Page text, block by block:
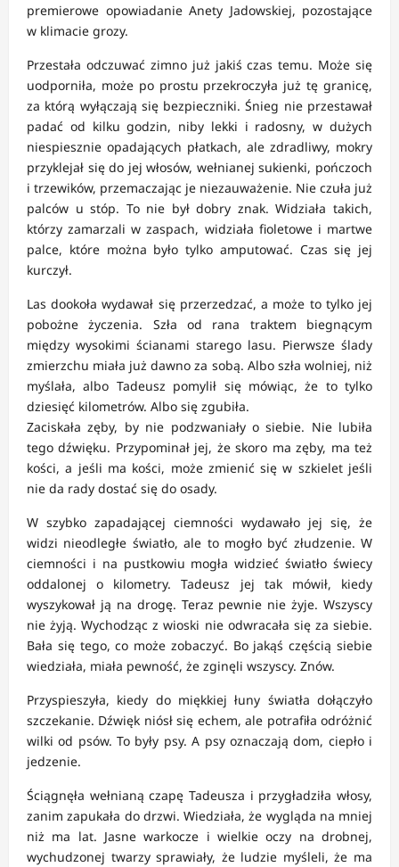
premierowe opowiadanie Anety Jadowskiej, pozostające
w klimacie grozy.
Przestała odczuwać zimno już jakiś czas temu. Może się
uodporniła, może po prostu przekroczyła już tę granicę,
za którą wyłączają się bezpieczniki. Śnieg nie przestawał
padać od kilku godzin, niby lekki i radosny, w dużych
niespiesznie opadających płatkach, ale zdradliwy, mokry
przyklejał się do jej włosów, wełnianej sukienki, pończoch
i trzewików, przemaczając je niezauważenie. Nie czuła już
palców u stóp. To nie był dobry znak. Widziała takich,
którzy zamarzali w zaspach, widziała fioletowe i martwe
palce, które można było tylko amputować. Czas się jej
kurczył.
Las dookoła wydawał się przerzedzać, a może to tylko jej
pobożne życzenia. Szła od rana traktem biegnącym
między wysokimi ścianami starego lasu. Pierwsze ślady
zmierzchu miała już dawno za sobą. Albo szła wolniej, niż
myślała, albo Tadeusz pomylił się mówiąc, że to tylko
dziesięć kilometrów. Albo się zgubiła.
Zaciskała zęby, by nie podzwaniały o siebie. Nie lubiła
tego dźwięku. Przypominał jej, że skoro ma zęby, ma też
kości, a jeśli ma kości, może zmienić się w szkielet jeśli
nie da rady dostać się do osady.
W szybko zapadającej ciemności wydawało jej się, że
widzi nieodległe światło, ale to mogło być złudzenie. W
ciemności i na pustkowiu mogła widzieć światło świecy
oddalonej o kilometry. Tadeusz jej tak mówił, kiedy
wyszykował ją na drogę. Teraz pewnie nie żyje. Wszyscy
nie żyją. Wychodząc z wioski nie odwracała się za siebie.
Bała się tego, co może zobaczyć. Bo jakąś częścią siebie
wiedziała, miała pewność, że zginęli wszyscy. Znów.
Przyspieszyła, kiedy do miękkiej łuny światła dołączyło
szczekanie. Dźwięk niósł się echem, ale potrafiła odróżnić
wilki od psów. To były psy. A psy oznaczają dom, ciepło i
jedzenie.
Ściągnęła wełnianą czapę Tadeusza i przygładziła włosy,
zanim zapukała do drzwi. Wiedziała, że wygląda na mniej
niż ma lat. Jasne warkocze i wielkie oczy na drobnej,
wychudzonej twarzy sprawiały, że ludzie myśleli, że ma